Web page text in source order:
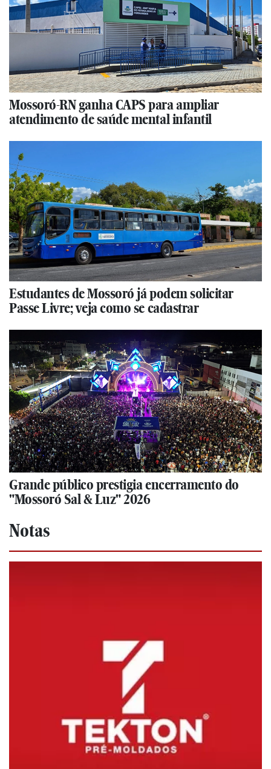
Mossoró-RN ganha CAPS para ampliar
atendimento de saúde mental infantil
Estudantes de Mossoró já podem solicitar
Passe Livre; veja como se cadastrar
Grande público prestigia encerramento do
"Mossoró Sal & Luz" 2026
Notas